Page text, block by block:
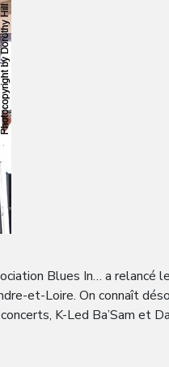
Blues In… a relancé
et-Loire. On connaît
K-Led Ba’Sam et